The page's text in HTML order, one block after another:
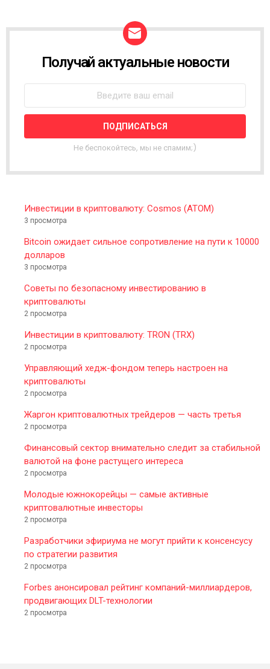
W
L
E
T
R
Получай актуальные новости
Не беспокойтесь, мы не спамим;)
Инвестиции в криптовалюту: Cosmos (ATOM)
3 просмотра
Bitcoin ожидает сильное сопротивление на пути к 10000
долларов
3 просмотра
Советы по безопасному инвестированию в
криптовалюты
2 просмотра
Инвестиции в криптовалюту: TRON (TRX)
2 просмотра
Управляющий хедж-фондом теперь настроен на
криптовалюты
2 просмотра
Жаргон криптовалютных трейдеров — часть третья
2 просмотра
Финансовый сектор внимательно следит за стабильной
валютой на фоне растущего интереса
2 просмотра
Молодые южнокорейцы — самые активные
криптовалютные инвесторы
2 просмотра
Разработчики эфириума не могут прийти к консенсусу
по стратегии развития
2 просмотра
Forbes анонсировал рейтинг компаний-миллиардеров,
продвигающих DLT-технологии
2 просмотра